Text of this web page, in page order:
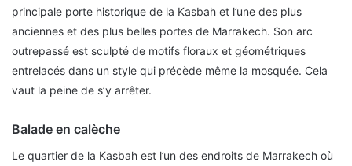
principale porte historique de la Kasbah et l’une des plus
anciennes et des plus belles portes de Marrakech. Son arc
outrepassé est sculpté de motifs floraux et géométriques
entrelacés dans un style qui précède même la mosquée. Cela
vaut la peine de s’y arrêter.
Balade en calèche
Le quartier de la Kasbah est l’un des endroits de Marrakech où